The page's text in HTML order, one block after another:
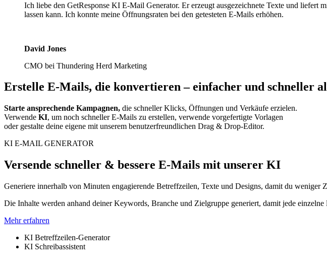
Ich liebe den GetResponse KI E-Mail Generator. Er erzeugt ausgezeichnete Texte und
lassen kann. Ich konnte meine Öffnungsraten bei den getesteten E-Mails erhöhen.
David Jones
CMO bei Thundering Herd Marketing
Erstelle E-Mails, die konvertieren– einfacher und schneller
Starte ansprechende Kampagnen, die schneller Klicks, Öffnungen und Verkäufe erzielen.
Verwende KI, um noch schneller E-Mails zu erstellen, verwende vorgefertigte Vorlagen
oder gestalte deine eigene mit unserem benutzerfreundlichen Drag & Drop-Editor.
KI E-MAIL GENERATOR
Versende schneller & bessere E-Mails mit unserer KI
Generiere innerhalb von Minuten engagierende Betreffzeilen, Texte und Designs, damit du weniger
Die Inhalte werden anhand deiner Keywords, Branche und Zielgruppe generiert, damit jede
Mehr erfahren
KI Betreffzeilen-Generator
KI Schreibassistent